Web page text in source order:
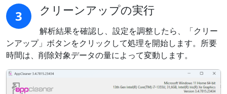
3 クリーンアップの実行
解析結果を確認し、設定を調整したら、「クリー
ンアップ」ボタンをクリックして処理を開始します。所要
時間は、削除対象データの量によって変動します。